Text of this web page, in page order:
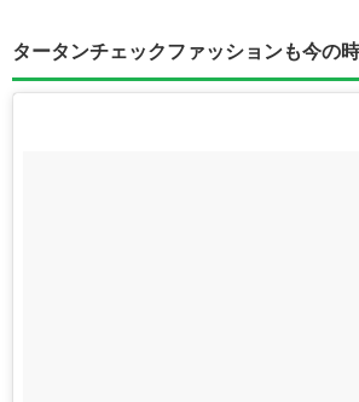
タータンチェックファッションも今の